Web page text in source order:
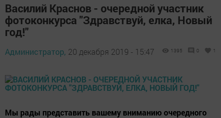
Василий Краснов - очередной участник
фотоконкурса "Здравствуй, елка, Новый
год!"
Администратор, 20 декабря 2019 - 15:47 1395 0 1
Мы рады представить вашему вниманию очередного